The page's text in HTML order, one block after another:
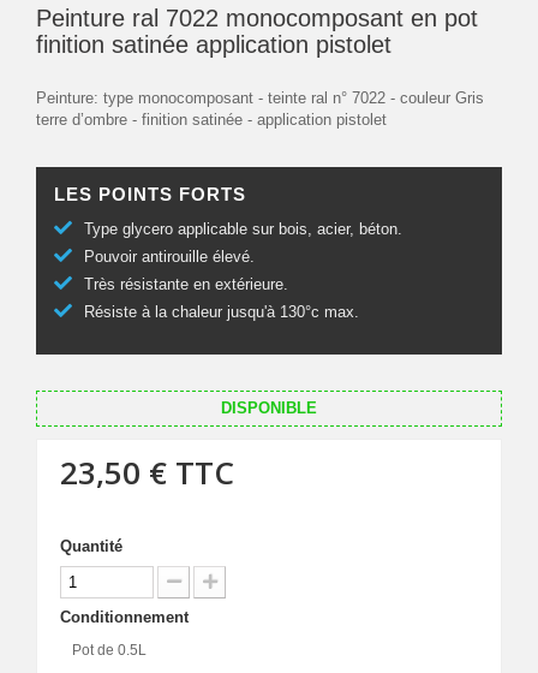
Peinture ral 7022 monocomposant en pot
finition satinée application pistolet
Peinture: type monocomposant - teinte ral n° 7022 - couleur Gris
terre d’ombre - finition satinée - application pistolet
LES POINTS FORTS
Type glycero applicable sur bois, acier, béton.
Pouvoir antirouille élevé.
Très résistante en extérieure.
Résiste à la chaleur jusqu'à 130°c max.
DISPONIBLE
23,50 € TTC
Quantité
Conditionnement
Pot de 0.5L